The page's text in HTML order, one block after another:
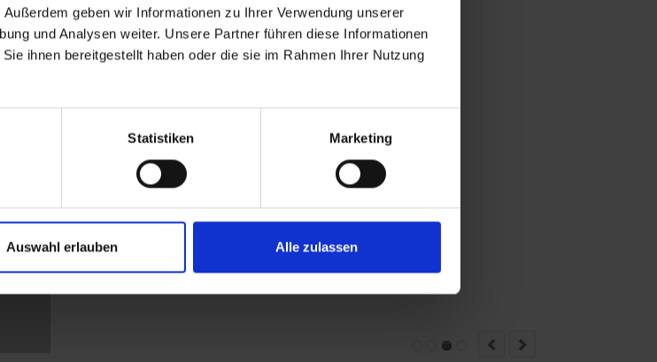
geben wir Informationen zu Ihrer Verwendung unserer
und Analysen weiter. Unsere Partner führen diese Informationen
ihnen bereitgestellt haben oder die sie im Rahmen Ihrer Nutzung
Statistiken Marketing
Auswahl erlauben Alle zulassen